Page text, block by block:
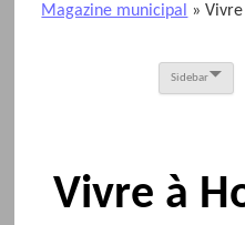
Magazine municipal
»
Sidebar
Vivre à